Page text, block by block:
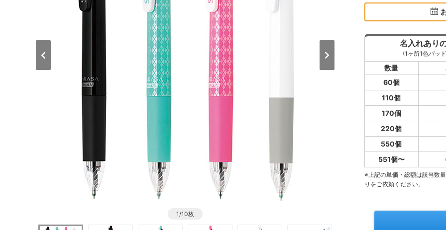
1/10枚
名入れあり
(1ヶ所1色パッ
数量
60個
110個
170個
220個
550個
551個〜
※上記の単価・総額は該当数
りをご依頼ください。